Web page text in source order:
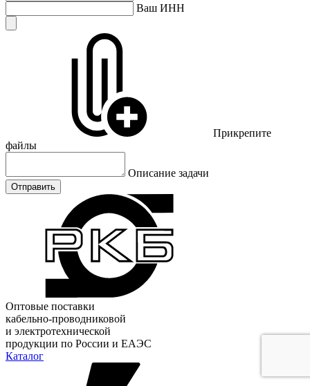
Ваш ИНН
Прикрепите
файлы
Описание задачи
Отправить
Оптовые поставки
кабельно-проводниковой
и электротехнической
продукции по России и ЕАЭС
Каталог